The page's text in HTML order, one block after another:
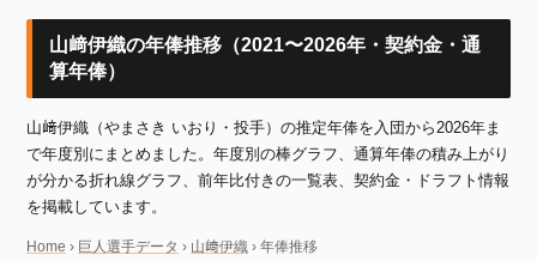
山﨑伊織の年俸推移（2021〜2026年・契約金・通
算年俸）
山﨑伊織（やまさき いおり・投手）の推定年俸を入団から2026年ま
で年度別にまとめました。年度別の棒グラフ、通算年俸の積み上がり
が分かる折れ線グラフ、前年比付きの一覧表、契約金・ドラフト情報
を掲載しています。
Home › 巨人選手データ › 山﨑伊織 › 年俸推移